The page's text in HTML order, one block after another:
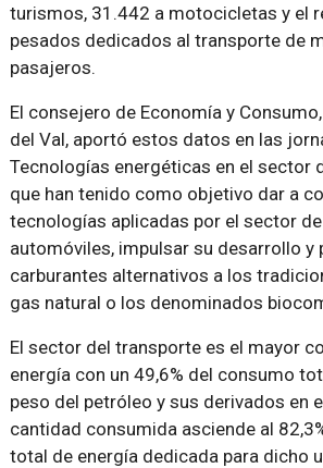
turismos, 31.442 a motocicletas y el
pesados dedicados al transporte de
pasajeros.
El consejero de Economía y
del Val, aportó estos datos en las
Tecnologías energéticas en el sector
que han tenido como objetivo dar a
tecnologías aplicadas por el sector
automóviles, impulsar su desarrollo y
carburantes alternativos a los
gas natural o los denominados
El sector del transporte es el mayor
energía con un 49,6% del consumo
peso del petróleo y sus derivados en
cantidad consumida asciende al
total de energía dedicada para dicho